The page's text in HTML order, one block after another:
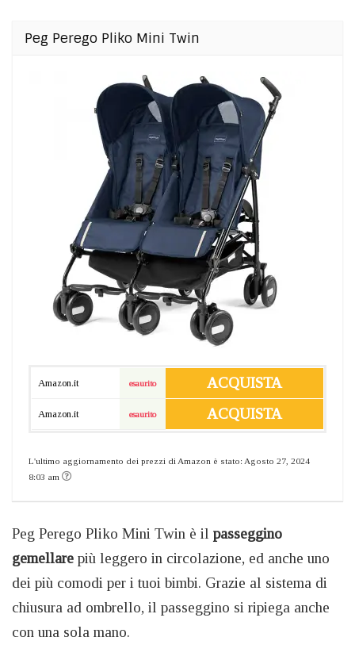
Peg Perego Pliko Mini Twin
Amazon.it esaurito ACQUISTA
Amazon.it esaurito ACQUISTA
L'ultimo aggiornamento dei prezzi di Amazon è stato: Agosto 27, 2024
8:03 am
Peg Perego Pliko Mini Twin è il passeggino
gemellare più leggero in circolazione, ed anche uno
dei più comodi per i tuoi bimbi. Grazie al sistema di
chiusura ad ombrello, il passeggino si ripiega anche
con una sola mano.